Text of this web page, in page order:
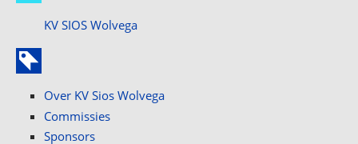
KV SIOS Wolvega
Over KV Sios Wolvega
Commissies
Sponsors